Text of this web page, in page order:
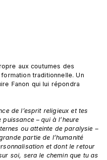
aux coutumes des
traditionnelle. Un
Fanon qui lui répondra
de l’esprit religieux et tes
– qui à l’heure
ou atteinte de paralysie –
partie de l’humanité
et dont le retour
soi, sera le chemin que tu as